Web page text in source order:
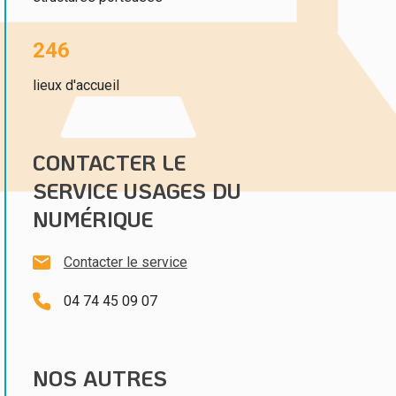
246
lieux d'accueil
CONTACTER LE
SERVICE USAGES DU
NUMÉRIQUE
Contacter le service
04 74 45 09 07
NOS AUTRES